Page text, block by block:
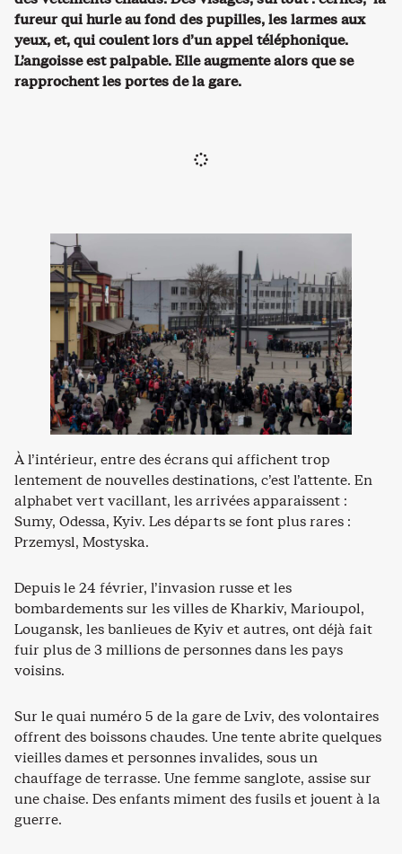
fureur qui hurle au fond des pupilles, les larmes aux
yeux, et, qui coulent lors d’un appel téléphonique.
L’angoisse est palpable. Elle augmente alors que se
rapprochent les portes de la gare.
À l’intérieur, entre des écrans qui affichent trop
lentement de nouvelles destinations, c’est l’attente. En
alphabet vert vacillant, les arrivées apparaissent :
Sumy, Odessa, Kyiv. Les départs se font plus rares :
Przemysl, Mostyska.
Depuis le 24 février, l’invasion russe et les
bombardements sur les villes de Kharkiv, Marioupol,
Lougansk, les banlieues de Kyiv et autres, ont déjà fait
fuir plus de 3 millions de personnes dans les pays
voisins.
Sur le quai numéro 5 de la gare de Lviv, des volontaires
offrent des boissons chaudes. Une tente abrite quelques
vieilles dames et personnes invalides, sous un
chauffage de terrasse. Une femme sanglote, assise sur
une chaise. Des enfants miment des fusils et jouent à la
guerre.